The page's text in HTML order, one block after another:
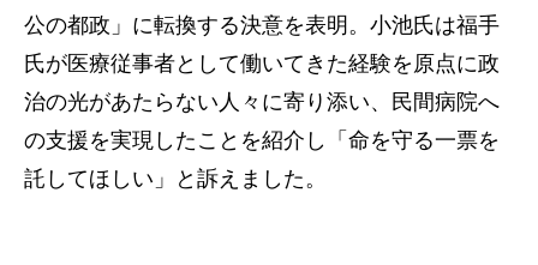
公の都政」に転換する決意を表明。小池氏は福手
氏が医療従事者として働いてきた経験を原点に政
治の光があたらない人々に寄り添い、民間病院へ
の支援を実現したことを紹介し「命を守る一票を
託してほしい」と訴えました。